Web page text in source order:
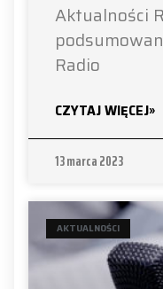
Aktualności
Radio
CZYTAJ WIĘCEJ»
13 marca 2023
AKTUALNOŚCI